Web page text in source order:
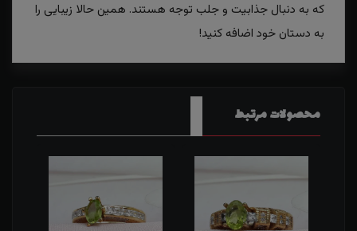
که به دنبال جذابیت و جلب توجه هستند. همین حالا زیبایی را
به دستان خود اضافه کنید!
محصولات مرتبط